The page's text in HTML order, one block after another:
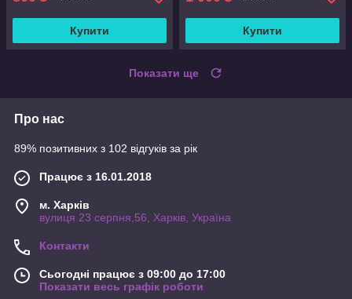
Купити Купити
Показати ще
Про нас
89% позитивних з 102 відгуків за рік
Працює з 16.01.2018
м. Харків
вулиця 23 серпня,56, Харків, Україна
Контакти
Сьогодні працює з 09:00 до 17:00
Показати весь графік роботи